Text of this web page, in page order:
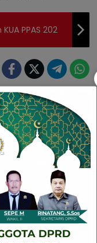
PPAS 202
HUT Bhayangkara
Simalungun
Meriah dengan
Unsur
Resor
Tangkap Pelaku
yang Viral di